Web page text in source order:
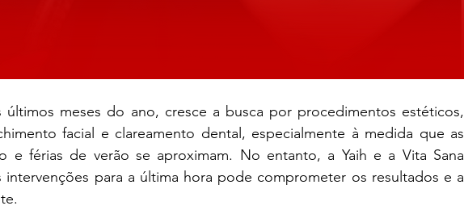
últimos meses do ano, cresce a busca por procedimentos estéticos,
facial e clareamento dental, especialmente à medida que as
e férias de verão se aproximam. No entanto, a Yaih e a Vita Sana
intervenções para a última hora pode comprometer os resultados e a